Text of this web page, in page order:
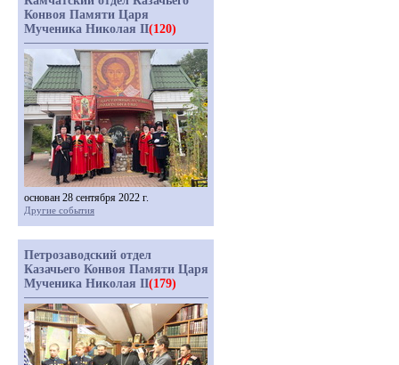
Конвоя Памяти Царя
Мученика Николая II(120)
основан 28 сентября 2022 г.
Другие события
Петрозаводский отдел
Казачьего Конвоя Памяти Царя
Мученика Николая II(179)